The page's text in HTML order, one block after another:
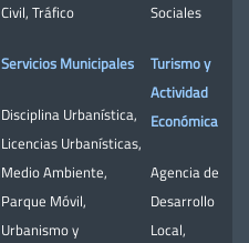
Civil, Tráfico
Servicios Municipales
Disciplina Urbanística,
Licencias Urbanísticas,
Medio Ambiente,
Parque Móvil,
Urbanismo y
Sociales
Turismo y
Actividad
Económica
Agencia de
Desarrollo
Local,